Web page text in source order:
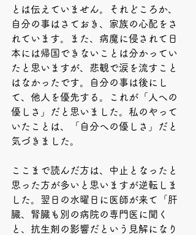
とは伝えていません。それどころか、
自分の事はさておき、家族の心配をさ
れています。また、病魔に侵されて日
本には帰国できないことは分かってい
たと思いますが、悲観で涙を流すこと
はなかったです。自分の事は後にし
て、他人を優先する。これが「人への
優しさ」だと思いました。私のやって
いたことは、「自分への優しさ」だと
気づきました。
ここまで読んだ方は、中止となったと
思った方が多いと思いますが逆転しま
した。翌日の水曜日に医師が来て「肝
臓、腎臓も別の病院の専門医に聞く
と、抗生剤の影響だという見解になり